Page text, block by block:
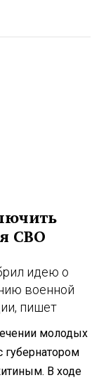
СВО
идею о
военной
пишет
молодых
В ходе